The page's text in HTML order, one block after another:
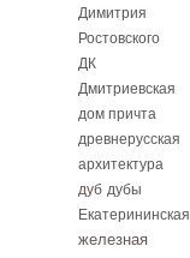
Димитрия
Ростовского
ДК
Дмитриевская
дом причта
древнерусская
архитектура
дуб дубы
Екатерининская
железная